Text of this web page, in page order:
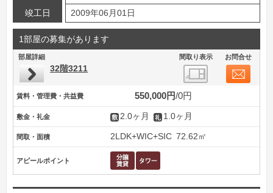
竣工日
2009年06月01日
1部屋の募集があります
部屋詳細 間取り表示 お問合せ
32階3211
賃料・管理費・共益費 550,000円 0円
敷金・礼金 2.0ヶ月 1.0ヶ月
間取・面積 2LDK+WIC+SIC 72.62㎡
アピールポイント